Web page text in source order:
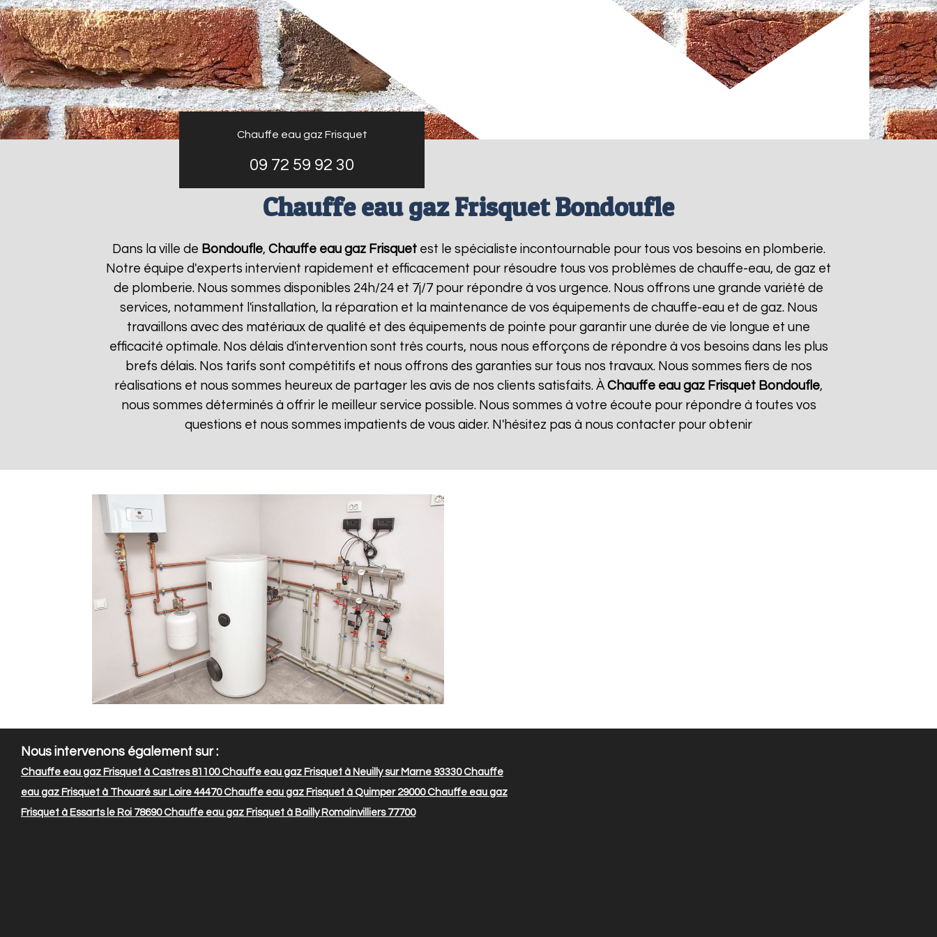
Chauffe eau gaz Frisquet
09 72 59 92 30
Chauffe eau gaz Frisquet Bondoufle
Dans la ville de Bondoufle, Chauffe eau gaz Frisquetest le spécialiste incontournable pour tous vos besoins en plomberie.
Notre équipe d'experts intervient rapidement et efficacement pour résoudre tous vos problèmes de chauffe-eau, de gaz et
de plomberie. Nous sommes disponibles 24h/24 et 7j/7 pour répondre à vos urgence. Nous offrons une grande variété de
services, notamment l'installation, la réparation et la maintenance de vos équipements de chauffe-eau et de gaz. Nous
travaillons avec des matériaux de qualité et des équipements de pointe pour garantir une durée de vie longue et une
efficacité optimale. Nos délais d'intervention sont très courts, nous nous efforçons de répondre à vos besoins dans les plus
brefs délais. Nos tarifs sont compétitifs et nous offrons des garanties sur tous nos travaux. Nous sommes fiers de nos
réalisations et nous sommes heureux de partager les avis de nos clients satisfaits. ÀChauffe eau gaz Frisquet Bondoufle,
nous sommes déterminés à offrir le meilleur service possible. Nous sommes à votre écoute pour répondre à toutes vos
questions et nous sommes impatients de vous aider. N'hésitez pas à nous contacter pour obtenir
Nous intervenons également sur :
Chauffe eau gaz Frisquet à Castres 81100Chauffe eau gaz Frisquet à Neuilly sur Marne 93330Chauffe
eau gaz Frisquet à Thouaré sur Loire 44470Chauffe eau gaz Frisquet à Quimper 29000Chauffe eau gaz
Frisquet à Essarts le Roi 78690Chauffe eau gaz Frisquet à Bailly Romainvilliers 77700